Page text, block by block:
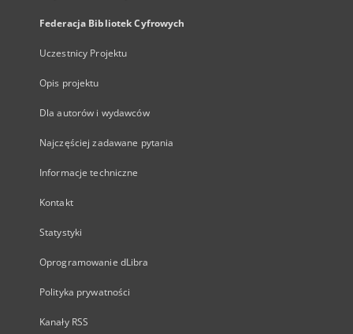
Federacja Bibliotek Cyfrowych
Uczestnicy Projektu
Opis projektu
Dla autorów i wydawców
Najczęściej zadawane pytania
Informacje techniczne
Kontakt
Statystyki
Oprogramowanie dLibra
Polityka prywatności
Kanały RSS